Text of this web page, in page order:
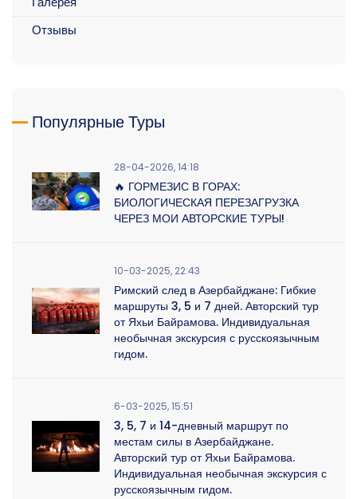
Отзывы
Популярные Туры
28-04-2026, 14:18
🔥 ГОРМЕЗИС В ГОРАХ:
БИОЛОГИЧЕСКАЯ ПЕРЕЗАГРУЗКА
ЧЕРЕЗ МОИ АВТОРСКИЕ ТУРЫ!
10-03-2025, 22:43
Римский след в Азербайджане: Гибкие
маршруты 3, 5 и 7 дней. Авторский тур
от Яхьи Байрамова. Индивидуальная
необычная экскурсия с русскоязычным
гидом.
6-03-2025, 15:51
3, 5, 7 и 14-дневный маршрут по
местам силы в Азербайджане.
Авторский тур от Яхьи Байрамова.
Индивидуальная необычная экскурсия с
русскоязычным гидом.